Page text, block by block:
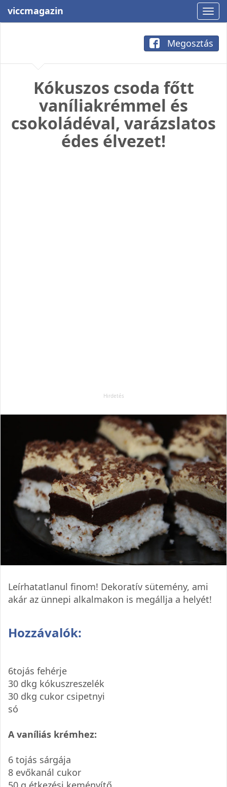
viccmagazin
Megosztás
Kókuszos csoda főtt
vaníliakrémmel és
csokoládéval, varázslatos
édes élvezet!
Leírhatatlanul finom! Dekoratív sütemény, ami
akár az ünnepi alkalmakon is megállja a helyét!
Hozzávalók:
6tojás fehérje
30 dkg kókuszreszelék
30 dkg cukor csipetnyi
só
A vaníliás krémhez:
6 tojás sárgája
8 evőkanál cukor